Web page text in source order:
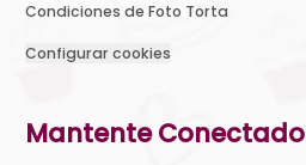
Condiciones de Foto Torta
Configurar cookies
Mantente Conectado